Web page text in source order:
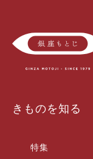
きものを知る
特集